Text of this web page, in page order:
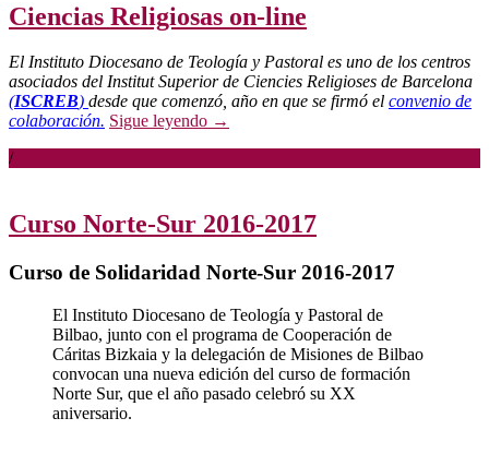
Ciencias Religiosas on-line
El Instituto Diocesano de Teología y Pastoral es uno de los centros
asociados del Institut Superior de Ciencies Religioses de Barcelona
(ISCREB) desde que comenzó, año en que se firmó el convenio de
colaboración. Sigue leyendo →
/
Curso Norte-Sur 2016-2017
Curso de Solidaridad Norte-Sur 2016-2017
El Instituto Diocesano de Teología y Pastoral de
Bilbao, junto con el programa de Cooperación de
Cáritas Bizkaia y la delegación de Misiones de Bilbao
convocan una nueva edición del curso de formación
Norte Sur, que el año pasado celebró su XX
aniversario.